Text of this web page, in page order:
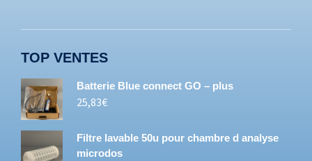
TOP VENTES
Batterie Blue connect GO – plus
25,83€
Filtre lavable 50u pour chambre d analyse
microdos